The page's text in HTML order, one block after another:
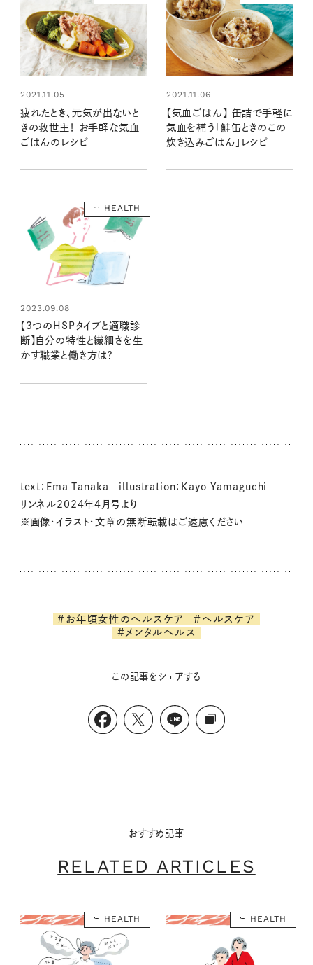
2021.11.05
疲れたとき、元気が出ないと
きの救世主！ お手軽な気血
ごはんのレシピ
2021.11.06
【気血ごはん】 缶詰で手軽に
気血を補う「鮭缶ときのこの
炊き込みごはん」レシピ
HEALTH
2023.09.08
【3つのHSPタイプと適職診
断】自分の特性と繊細さを生
かす職業と働き方は？
text：Ema Tanaka illustration：Kayo Yamaguchi
リンネル2024年4月号より
※画像・イラスト・文章の無断転載はご遠慮ください
#お年頃女性のヘルスケア
#ヘルスケア
#メンタルヘルス
この記事をシェアする
おすすめ記事
RELATED ARTICLES
HEALTH HEALTH